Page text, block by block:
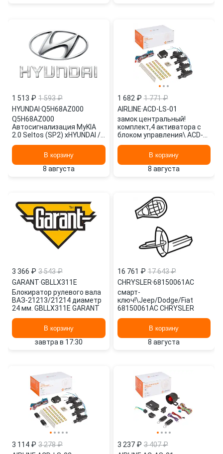
1 513 ₽ 1 593 ₽
HYUNDAI·Q5H68AZ000
Q5H68AZ000
Автосигнализация MyKIA
2.0 Seltos (SP2) xHYUNDAI /
В корзину
8 августа
1 682 ₽ 1 771 ₽
AIRLINE·ACD-LS-01
замок центральный!
комплект,4 активатора с
блоком управления\ ACD-
В корзину
8 августа
3 366 ₽ 3 543 ₽
GARANT·GBLLX311E
Блокиратор рулевого вала
ВАЗ-21213/21214 диаметр
24 мм. GBLLX311E GARANT
В корзину
завтра в 17:30
16 761 ₽ 17 643 ₽
CHRYSLER·68150061AC
смарт-
ключ!\Jeep/Dodge/Fiat
68150061AC CHRYSLER
В корзину
8 августа
3 114 ₽ 3 278 ₽
3 237 ₽ 3 407 ₽